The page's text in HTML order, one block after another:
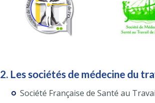
2. Les sociétés de médecine du
Société Française de Santé au